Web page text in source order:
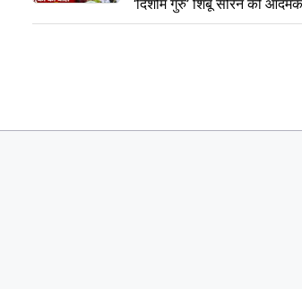
का किया अनावरण, लाभुकों को